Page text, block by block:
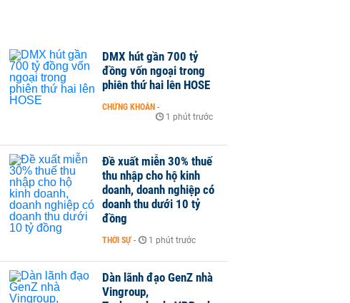
DMX hút gần 700 tỷ
đồng vốn ngoại trong
phiên thứ hai lên HOSE
CHỨNG KHOÁN -
1 phút trước
Đề xuất miễn 30% thuế
thu nhập cho hộ kinh
doanh, doanh nghiệp có
doanh thu dưới 10 tỷ
đồng
THỜI SỰ - 1 phút trước
Dàn lãnh đạo GenZ nhà
Vingroup,